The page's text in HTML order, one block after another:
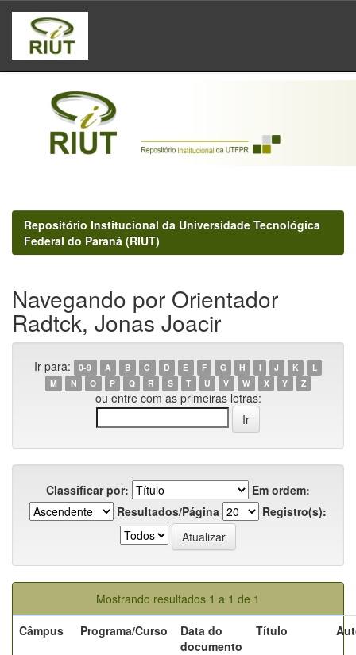
Skip
navigation
Repositório Institucional da Universidade Tecnológica
Federal do Paraná (RIUT)
Navegando por Orientador
Radtck, Jonas Joacir
Ir para: 0-9 A B C D E F G H I J K
L
M
N O P Q R S T U V W X Y Z
ou entre com as primeiras letras:
Classificar por:
Em ordem:
Resultados/Página
Registro(s):
Mostrando resultados 1 a 1 de 1
Câmpus
Programa/Curso
Data do
documento
Título